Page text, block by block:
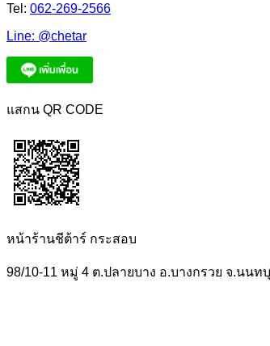
Tel: 062-269-2566
Line: @chetar
แสกน QR CODE
หน้าร้านชีต้าร์ กระสอบ
98/10-11 หมู่ 4 ต.ปลายบาง อ.บางกรวย จ.นนท